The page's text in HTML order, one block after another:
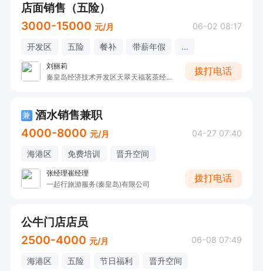
店面销售（五险）
3000-15000 元/月 06-02 08:17
开发区 五险 餐补 带薪年假 ...
刘丽莉
秦皇岛经济技术开发区天翠天福茗茶经销部
拨打电话
兼 酒水销售兼职
4000-8000 元/月 04-27 07:40
海港区 免费培训 晋升空间
张经理崔经理
一起行旅游服务(秦皇岛)有限公司
拨打电话
公牛门店店员
2500-4000 元/月 06-08 07:49
海港区 五险 节日福利 晋升空间